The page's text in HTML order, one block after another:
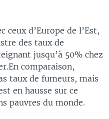
ceux d’Europe de l’Est,
des taux de
jusqu’à 50% chez
comparaison,
taux de fumeurs, mais
en hausse sur ce
pauvres du monde.